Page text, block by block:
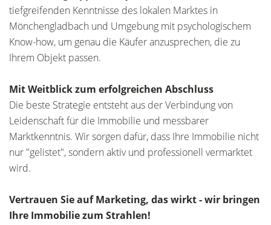
tiefgreifenden Kenntnisse des lokalen Marktes in
Mönchengladbach und Umgebung mit psychologischem
Know-how, um genau die Käufer anzusprechen, die zu
Ihrem Objekt passen.
Mit Weitblick zum erfolgreichen Abschluss
Die beste Strategie entsteht aus der Verbindung von
Leidenschaft für die Immobilie und messbarer
Marktkenntnis. Wir sorgen dafür, dass Ihre Immobilie nicht
nur "gelistet", sondern aktiv und professionell vermarktet
wird.
Vertrauen Sie auf Marketing, das wirkt - wir bringen
Ihre Immobilie zum Strahlen!